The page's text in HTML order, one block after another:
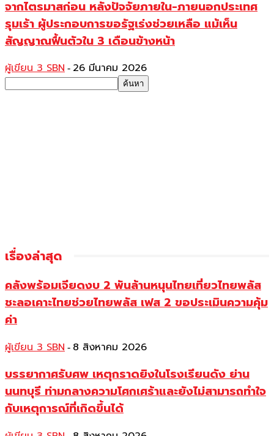
จากไตรมาสก่อน หลังปัจจัยภายใน-ภายนอกประเทศ
รุมเร้า ผู้ประกอบการขอรัฐเร่งช่วยเหลือ แม้เห็น
สัญญาณฟื้นตัวใน 3 เดือนข้างหน้า
ผู้เขียน 3 SBN - 26 มีนาคม 2026
เรื่องล่าสุด
คลังพร้อมเจียดงบ 2 พันล้านหนุนไทยเที่ยวไทยพลัส
ชะลอเคาะไทยช่วยไทยพลัส เฟส 2 ขอประเมินความคุ้ม
ค่า
ผู้เขียน 3 SBN - 8 สิงหาคม 2026
บรรยากาศรับศพ เหตุกราดยิงในโรงเรียนดัง ย่าน
นนทบุรี ท่ามกลางความโศกเศร้าและยังไม่สามารถทำใจ
กับเหตุการณ์ที่เกิดขึ้นได้